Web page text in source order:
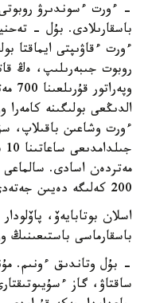
- ءورت ءسوندىرۋ
باسقارىلادى. بۇل -
ءورت ءقاۋىپتى ايماقتا
روبوت جىبەرىلىپ، ەڭ
الدىڭعى بولىگىنە
ءورت وشاعىن باقىلاپ،
200 كەلىگە دەيىن جەتەدى.
اسلان بوتابايەۆ،
باسقارماسى باستىعىنىڭ
- بۇل وتاندىق ءونىم.
ساقتاۋ، گاز